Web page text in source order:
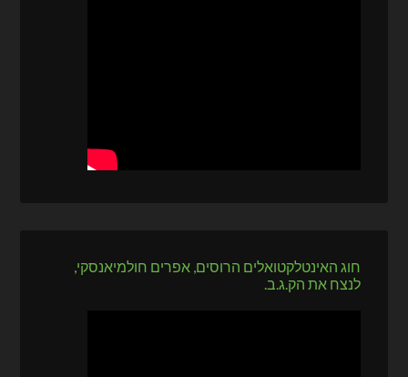
חוג האינטלקטואלים הרוסים, אפרים חולמיאנסקי,
לנצח את הק.ג.ב.